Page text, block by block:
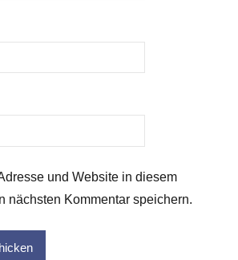
und Website in diesem
nächsten Kommentar speichern.